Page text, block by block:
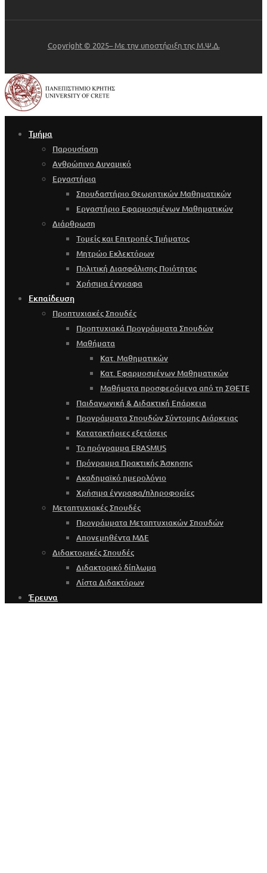
Copyright © 2025– Με την υποστήριξη της Μ.Ψ.Δ.
Τμήμα
Παρουσίαση
Ανθρώπινο Δυναμικό
Εργαστήρια
Σπουδαστήριο Θεωρητικών Μαθηματικών
Εργαστήριο Εφαρμοσμένων Μαθηματικών
Διάρθρωση
Τομείς και Επιτροπές Τμήματος
Μητρώο Εκλεκτόρων
Πολιτική Διασφάλισης Ποιότητας
Χρήσιμα έγγραφα
Εκπαίδευση
Προπτυχιακές Σπουδές
Προπτυχιακά Προγράμματα Σπουδών
Μαθήματα
Κατ. Μαθηματικών
Κατ. Εφαρμοσμένων Μαθηματικών
Μαθήματα προσφερόμενα από τη ΣΘΕΤΕ
Παιδαγωγική & Διδακτική Επάρκεια
Προγράμματα Σπουδών Σύντομης Διάρκειας
Κατατακτήριες εξετάσεις
Το πρόγραμμα ERASMUS
Πρόγραμμα Πρακτικής Άσκησης
Ακαδημαϊκό ημερολόγιο
Χρήσιμα έγγραφα/πληροφορίες
Μεταπτυχιακές Σπουδές
Προγράμματα Μεταπτυχιακών Σπουδών
Απονεμηθέντα ΜΔΕ
Διδακτορικές Σπουδές
Διδακτορικό δίπλωμα
Λίστα Διδακτόρων
Έρευνα